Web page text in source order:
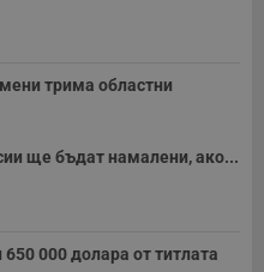
трима областни
ще бъдат намалени, ако...
000 долара от титлата